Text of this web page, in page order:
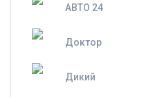
АВТО 24
Доктор
Дикий